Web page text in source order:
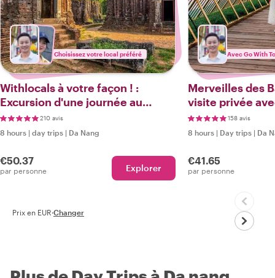
Choisissez votre local préféré
Withlocals à votre façon ! :
Excursion d'une journée au
départ de Da Nang
210 avis
8 hours | day trips | Da Nang
€50.37
par personne Explorer
Avec Go With
Merveilles des
visite privée
l'emblématique
158 avis
8 hours | Day trips | Da
€41.65
par personne
Prix en EUR·Changer